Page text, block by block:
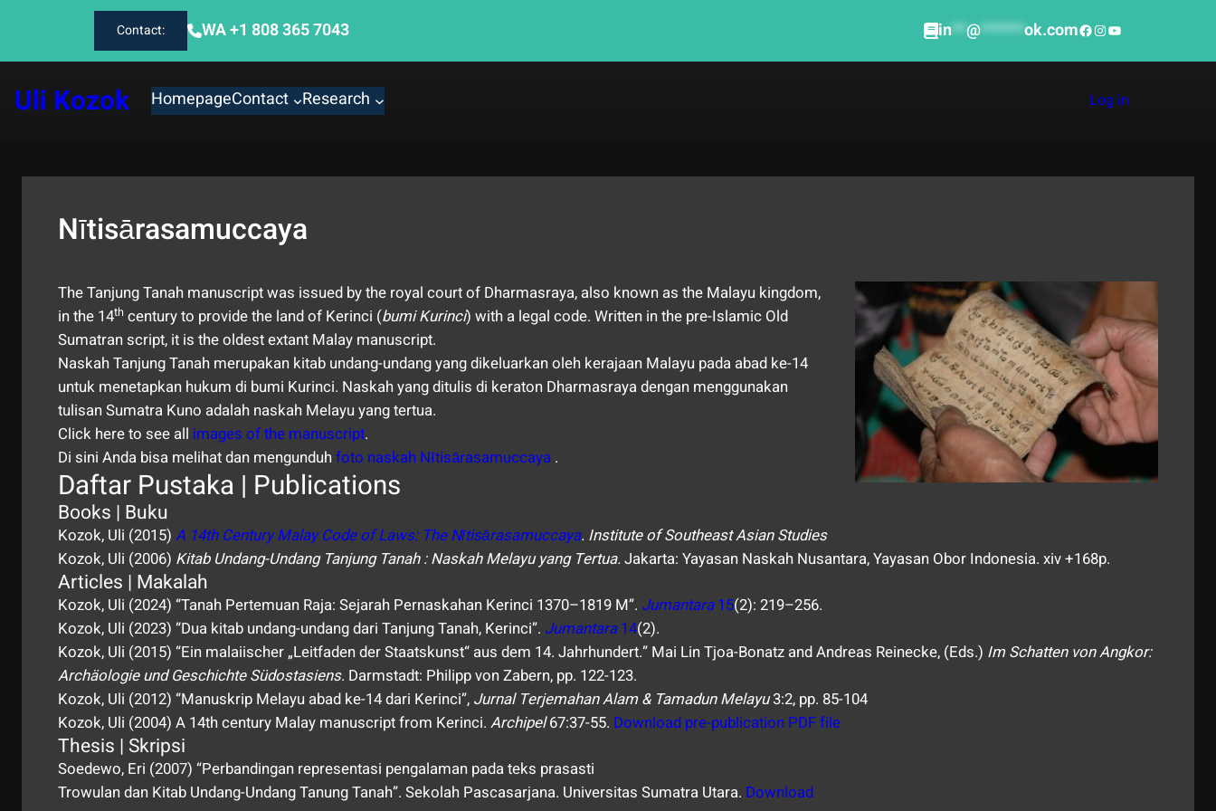
content
Contact: WA +1 808 365 7043 in**@******ok.comFacebook InstagramYouTube
Uli Kozok HomepageContact Research Log in
Nītisārasamuccaya
The Tanjung Tanah manuscript was issued by the royal court of Dharmasraya, also known as the Malayu kingdom,
in the 14th century to provide the land of Kerinci (bumi Kurinci) with a legal code. Written in the pre-Islamic Old
Sumatran script, it is the oldest extant Malay manuscript.
Naskah Tanjung Tanah merupakan kitab undang-undang yang dikeluarkan oleh kerajaan Malayu pada abad ke-14
untuk menetapkan hukum di bumi Kurinci. Naskah yang ditulis di keraton Dharmasraya dengan menggunakan
tulisan Sumatra Kuno adalah naskah Melayu yang tertua.
Click here to see all images of the manuscript.
Di sini Anda bisa melihat dan mengunduhfoto naskah Nītisārasamuccaya .
Daftar Pustaka | Publications
Books | Buku
Kozok, Uli (2015) A 14th Century Malay Code of Laws: The Nītisārasamuccaya. Institute of Southeast Asian Studies
Kozok, Uli (2006) Kitab Undang-Undang Tanjung Tanah : Naskah Melayu yang Tertua.Jakarta: Yayasan Naskah Nusantara, Yayasan Obor Indonesia. xiv +168p.
Articles | Makalah
Kozok, Uli (2024) “Tanah Pertemuan Raja: Sejarah Pernaskahan Kerinci 1370–1819 M”. Jumantara15(2): 219–256.
Kozok, Uli (2023) “Dua kitab undang-undang dari Tanjung Tanah, Kerinci”. Jumantara14(2).
Kozok, Uli (2015) “Ein malaiischer „Leitfaden der Staatskunst“ aus dem 14. Jahrhundert.” Mai Lin Tjoa-Bonatz and Andreas Reinecke, (Eds.) Im Schatten von Angkor:
Archäologie und Geschichte Südostasiens. Darmstadt: Philipp von Zabern, pp. 122-123.
Kozok, Uli (2012) “Manuskrip Melayu abad ke-14 dari Kerinci”, Jurnal Terjemahan Alam & Tamadun Melayu3:2, pp. 85-104
Kozok, Uli (2004) A 14th century Malay manuscript from Kerinci. Archipel67:37-55. Download pre-publication PDF file
Thesis | Skripsi
Soedewo, Eri (2007) “Perbandingan representasi pengalaman pada teks prasasti
Trowulan dan Kitab Undang-Undang Tanung Tanah”. Sekolah Pascasarjana. Universitas Sumatra Utara. Download